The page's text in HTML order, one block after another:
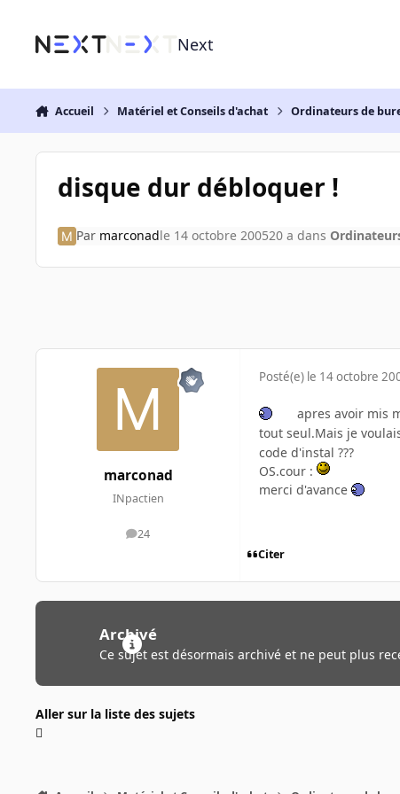
Next
Accueil Matériel et Conseils d'achat Ordinateurs de
disque dur débloquer !
Par marconadle 14 octobre 200520 a dans
marconad
INpactien
24
messages
Posté(e) le 14 octobre
apres avoir mis
tout seul.Mais je
code d'instal ???
OS.cour :
merci d'avance
Citer
Archivé
Ce sujet est désormais archivé et ne peut plus
Aller sur la liste des sujets